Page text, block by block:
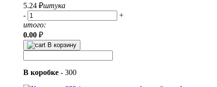
5.24 ₽штука
-
+
итого:
0.00 ₽
В корзину
В коробке - 300